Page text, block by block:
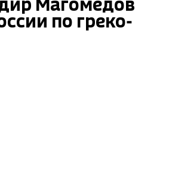
Магомедов
по греко-